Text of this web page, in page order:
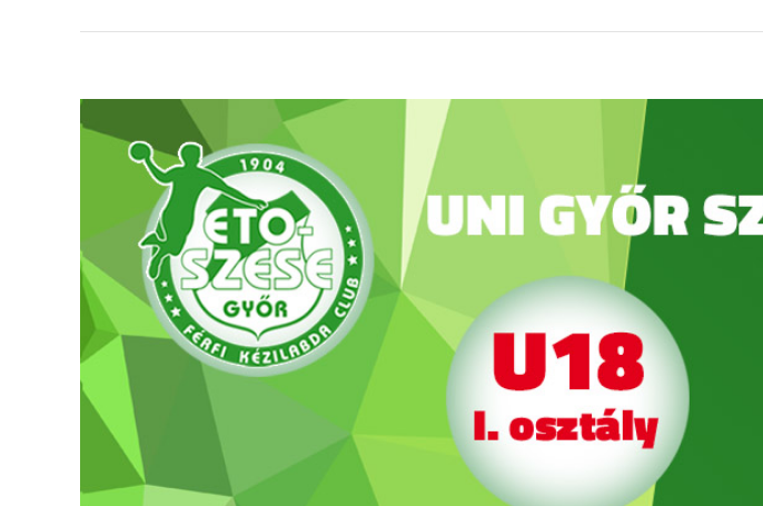
View
Larger